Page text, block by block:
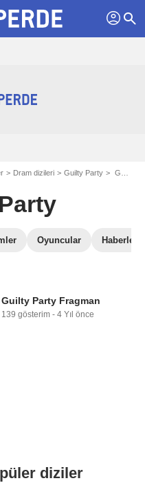
profil search
Dram dizileri Guilty Party Guilty Party Videosu
Oyuncular Haberler
Guilty Party Fragman
139 gösterim - 4 Yıl önce
diziler